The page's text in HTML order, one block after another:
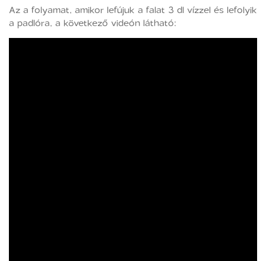
Az a folyamat, amikor lefújuk a falat 3 dl vízzel és lefolyik
a padlóra, a következő videón látható: